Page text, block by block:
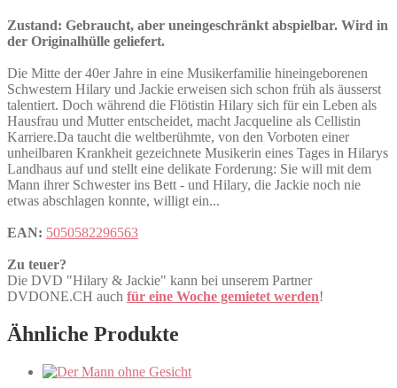
Zustand: Gebraucht, aber uneingeschränkt abspielbar. Wird in
der Originalhülle geliefert.
Die Mitte der 40er Jahre in eine Musikerfamilie hineingeborenen
Schwestern Hilary und Jackie erweisen sich schon früh als äusserst
talentiert. Doch während die Flötistin Hilary sich für ein Leben als
Hausfrau und Mutter entscheidet, macht Jacqueline als Cellistin
Karriere.Da taucht die weltberühmte, von den Vorboten einer
unheilbaren Krankheit gezeichnete Musikerin eines Tages in Hilarys
Landhaus auf und stellt eine delikate Forderung: Sie will mit dem
Mann ihrer Schwester ins Bett - und Hilary, die Jackie noch nie
etwas abschlagen konnte, willigt ein...
EAN: 5050582296563
Zu teuer?
Die DVD "Hilary & Jackie" kann bei unserem Partner
DVDONE.CH auch für eine Woche gemietet werden!
Ähnliche Produkte